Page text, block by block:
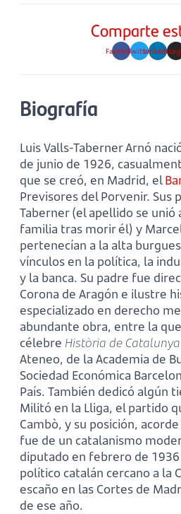
Comparte
FacebookTwitterLinkedin
Biografía
Luis Valls-Taberner Arnó
de junio de 1926,
que se creó, en Madrid, el
Previsores del Porvenir. Sus
Taberner (el apellido se unió
familia tras morir él) y
pertenecían a la alta
vínculos en la política, la
y la banca. Su padre fue
Corona de Aragón e ilustre
especializado en derecho
abundante obra, entre la
célebre Història de Catalunya
Ateneo, de la Academia de
Sociedad Económica
País. También dedicó algún
Militó en la Lliga, el partido
Cambò, y su posición,
fue de un catalanismo
diputado en febrero de
político catalán cercano a la
escaño en las Cortes de
de ese año.